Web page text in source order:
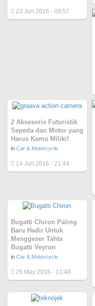
23 Jun 2016 - 09:57
2 Aksesoris Futuristik
Sepeda dan Motor yang
Harus Kamu Miliki!
in Car & Motorcycle
14 Jun 2016 - 21:44
Bugatti Chiron Paling
Baru Hadir Untuk
Menggeser Tahta
Bugatti Veyron
in Car & Motorcycle
25 May 2016 - 13:48